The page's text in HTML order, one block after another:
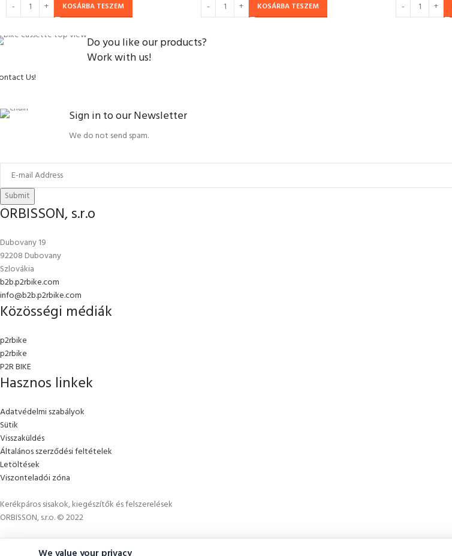
KOSÁRBA TESZEM KOSÁRBA TESZEM
Do you like our products?
Work with us!
Us!
Sign in to our Newsletter
We do not send spam.
Submit
ORBISSON, s.r.o
Dubovany 19
92208 Dubovany
Szlovákia
b2b.p2rbike.com
info@b2b.p2rbike.com
Közösségi médiák
p2rbike
p2rbike
P2R BIKE
Hasznos linkek
Adatvédelmi szabályok
Sütik
Visszaküldés
Általános szerződési feltételek
Letöltések
Viszonteladói zóna
Kerékpáros sisakok, kiegészítők és felszerelések
ORBISSON, s.r.o. © 2022